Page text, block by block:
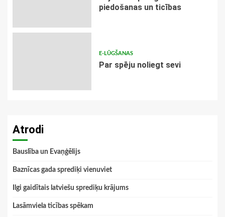
piedošanas un ticības
E-LŪGŠANAS
Par spēju noliegt sevi
Atrodi
Bauslība un Evaņģēlijs
Baznīcas gada sprediķi vienuviet
Ilgi gaidītais latviešu sprediķu krājums
Lasāmviela ticības spēkam